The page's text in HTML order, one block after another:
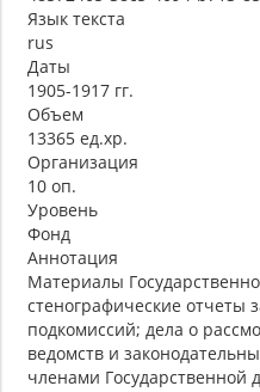
Язык текста
rus
Даты
1905-1917 гг.
Объем
13365 ед.хр.
Организация
10 оп.
Уровень
Фонд
Аннотация
Материалы
стенографические отчеты
подкомиссий; дела о
ведомств и
членами Государственной